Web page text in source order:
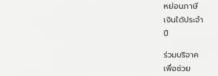
หย่อนภาษี
เงินได้ประจำ
ปี
ร่วมบริจาค
เพื่อช่วย